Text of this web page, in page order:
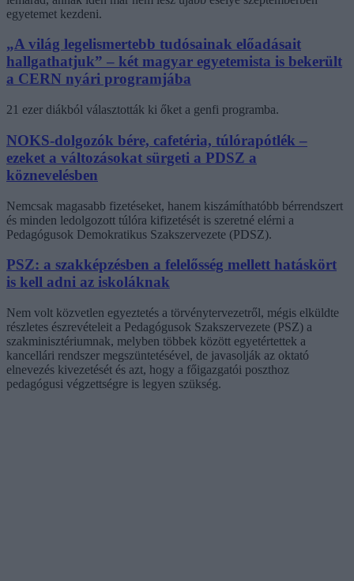
egyetemet kezdeni.
„A világ legelismertebb tudósainak előadásait
hallgathatjuk” – két magyar egyetemista is bekerült
a CERN nyári programjába
21 ezer diákból választották ki őket a genfi programba.
NOKS-dolgozók bére, cafetéria, túlórapótlék –
ezeket a változásokat sürgeti a PDSZ a
köznevelésben
Nemcsak magasabb fizetéseket, hanem kiszámíthatóbb bérrendszert
és minden ledolgozott túlóra kifizetését is szeretné elérni a
Pedagógusok Demokratikus Szakszervezete (PDSZ).
PSZ: a szakképzésben a felelősség mellett hatáskört
is kell adni az iskoláknak
Nem volt közvetlen egyeztetés a törvénytervezetről, mégis elküldte
részletes észrevételeit a Pedagógusok Szakszervezete (PSZ) a
szakminisztériumnak, melyben többek között egyetértettek a
kancellári rendszer megszüntetésével, de javasolják az oktató
elnevezés kivezetését és azt, hogy a főigazgatói poszthoz
pedagógusi végzettségre is legyen szükség.